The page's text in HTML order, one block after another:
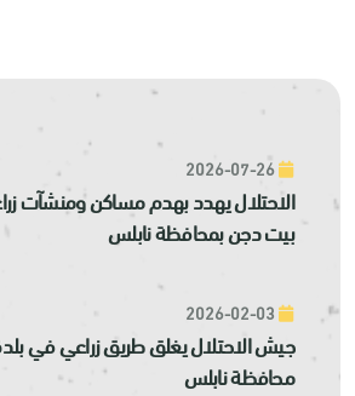
الاحتلال يهدد بهدم مساكن ومنشآت
بيت دجن بمحافظة نابلس
جيش الاحتلال يغلق طريق زراعي في
محافظة نابلس